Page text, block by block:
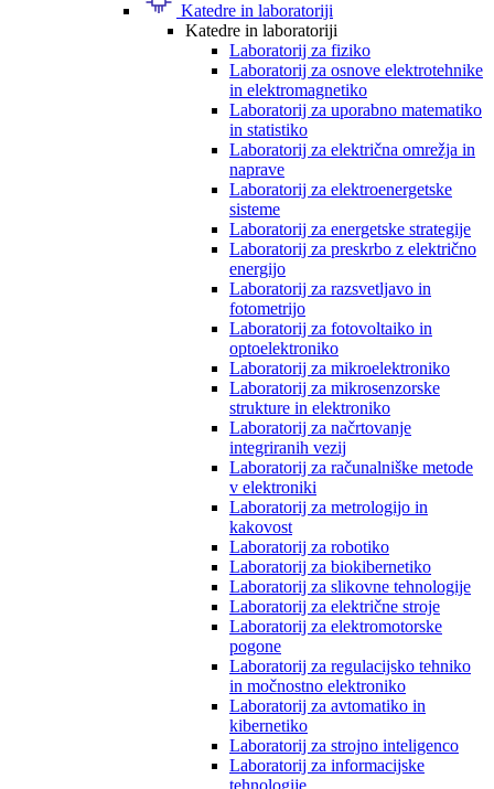
Katedre in laboratoriji
Katedre in laboratoriji
Laboratorij za fiziko
Laboratorij za osnove elektrotehnike
in elektromagnetiko
Laboratorij za uporabno matematiko
in statistiko
Laboratorij za električna omrežja in
naprave
Laboratorij za elektroenergetske
sisteme
Laboratorij za energetske strategije
Laboratorij za preskrbo z električno
energijo
Laboratorij za razsvetljavo in
fotometrijo
Laboratorij za fotovoltaiko in
optoelektroniko
Laboratorij za mikroelektroniko
Laboratorij za mikrosenzorske
strukture in elektroniko
Laboratorij za načrtovanje
integriranih vezij
Laboratorij za računalniške metode
v elektroniki
Laboratorij za metrologijo in
kakovost
Laboratorij za robotiko
Laboratorij za biokibernetiko
Laboratorij za slikovne tehnologije
Laboratorij za električne stroje
Laboratorij za elektromotorske
pogone
Laboratorij za regulacijsko tehniko
in močnostno elektroniko
Laboratorij za avtomatiko in
kibernetiko
Laboratorij za strojno inteligenco
Laboratorij za informacijske
tehnologije